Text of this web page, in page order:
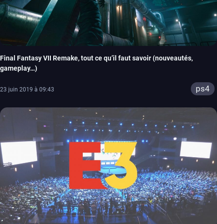
Final Fantasy VII Remake, tout ce qu’il faut savoir (nouveautés,
gameplay…)
23 juin 2019 à 09:43 ps4